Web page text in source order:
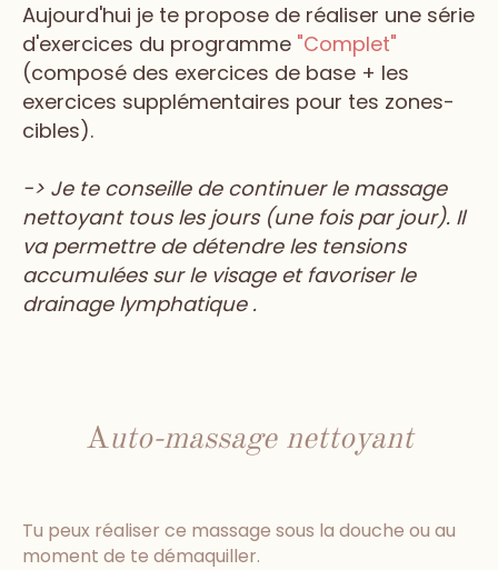
Aujourd'hui je te propose de réaliser une série
d'exercices du programme "Complet"
(composé des exercices de base + les
exercices supplémentaires pour tes zones-
cibles).
-> Je te conseille de continuer le massage
nettoyant tous les jours (une fois par jour). Il
va permettre de détendre les tensions
accumulées sur le visage et favoriser le
drainage lymphatique .
Auto-massage nettoyant
Tu peux réaliser ce massage sous la douche ou au
moment de te démaquiller.